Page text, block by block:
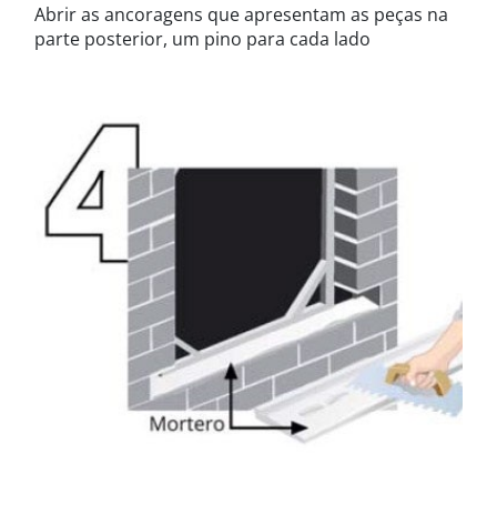
Abrir as ancoragens que apresentam as peças na
parte posterior, um pino para cada lado